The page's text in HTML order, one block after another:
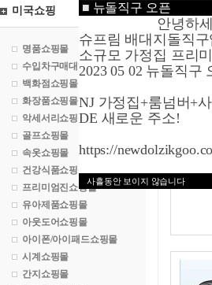
■ 뉴돌직구 오픈
안녕하
슈프림 배대지돌직
소규모 가정집 프리
2023 05 02 뉴돌직구
NJ 가정집+룸넘버+
DE 새로운 주소!
https://
사흘동안 보이지 않습니다
미국쇼핑
명품쇼핑몰
수입차구매대행
백화점쇼핑몰
화장품쇼핑몰
악세서리쇼핑몰
골프쇼핑몰
속옷쇼핑몰
건강식품쇼핑몰
프리미엄진쇼핑몰
유아제품쇼핑몰
아웃도어쇼핑몰
아이폰/아이패드쇼핑몰
시계쇼핑몰
간지쇼핑몰